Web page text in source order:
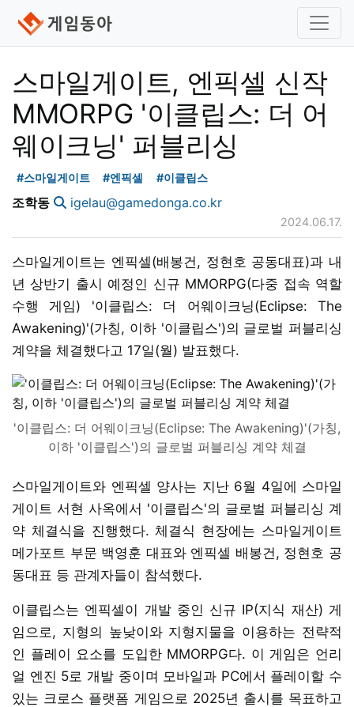
스마일게이트, 엔픽셀 신작
MMORPG '이클립스: 더 어
웨이크닝' 퍼블리싱
#스마일게이트 #엔픽셀 #이클립스
조학동 igelau@gamedonga.co.kr
2024.06.17.
스마일게이트는 엔픽셀(배봉건, 정현호 공동대표)과 내
년 상반기 출시 예정인 신규 MMORPG(다중 접속 역할
수행 게임) '이클립스: 더 어웨이크닝(Eclipse: The
Awakening)'(가칭, 이하 '이클립스')의 글로벌 퍼블리싱
계약을 체결했다고 17일(월) 발표했다.
'이클립스: 더 어웨이크닝(Eclipse: The Awakening)'(가칭,
이하 '이클립스')의 글로벌 퍼블리싱 계약 체결
스마일게이트와 엔픽셀 양사는 지난 6월 4일에 스마일
게이트 서현 사옥에서 '이클립스'의 글로벌 퍼블리싱 계
약 체결식을 진행했다. 체결식 현장에는 스마일게이트
메가포트 부문 백영훈 대표와 엔픽셀 배봉건, 정현호 공
동대표 등 관계자들이 참석했다.
이클립스는 엔픽셀이 개발 중인 신규 IP(지식 재산) 게
임으로, 지형의 높낮이와 지형지물을 이용하는 전략적
인 플레이 요소를 도입한 MMORPG다. 이 게임은 언리
얼 엔진 5로 개발 중이며 모바일과 PC에서 플레이할 수
있는 크로스 플랫폼 게임으로 2025년 출시를 목표하고